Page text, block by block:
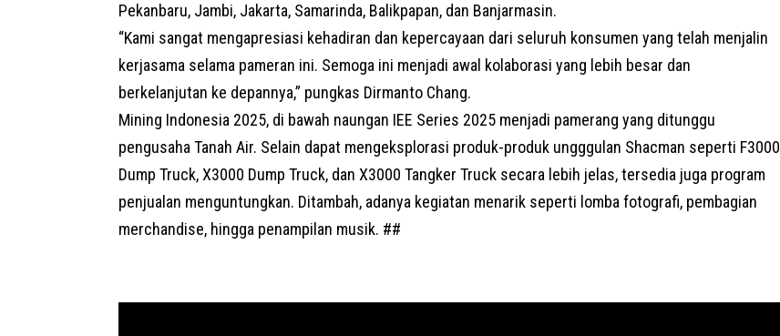
Pekanbaru, Jambi, Jakarta, Samarinda, Balikpapan, dan Banjarmasin.
“Kami sangat mengapresiasi kehadiran dan kepercayaan dari seluruh konsumen yang telah menjalin
kerjasama selama pameran ini. Semoga ini menjadi awal kolaborasi yang lebih besar dan
berkelanjutan ke depannya,” pungkas Dirmanto Chang.
Mining Indonesia 2025, di bawah naungan IEE Series 2025 menjadi pamerang yang ditunggu
pengusaha Tanah Air. Selain dapat mengeksplorasi produk-produk ungggulan Shacman seperti F3000
Dump Truck, X3000 Dump Truck, dan X3000 Tangker Truck secara lebih jelas, tersedia juga program
penjualan menguntungkan. Ditambah, adanya kegiatan menarik seperti lomba fotografi, pembagian
merchandise, hingga penampilan musik. ##